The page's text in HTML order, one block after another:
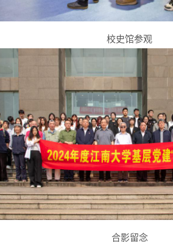
校史馆参观
合影留念